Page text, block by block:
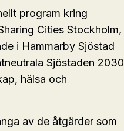
program kring
Cities Stockholm,
i Hammarby Sjöstad
Sjöstaden 2030
hälsa och
av de åtgärder som